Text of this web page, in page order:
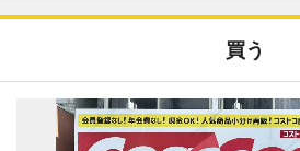
買う